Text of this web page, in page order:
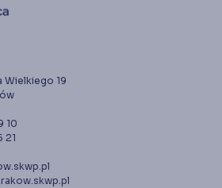
Wielkiego 19
10
21